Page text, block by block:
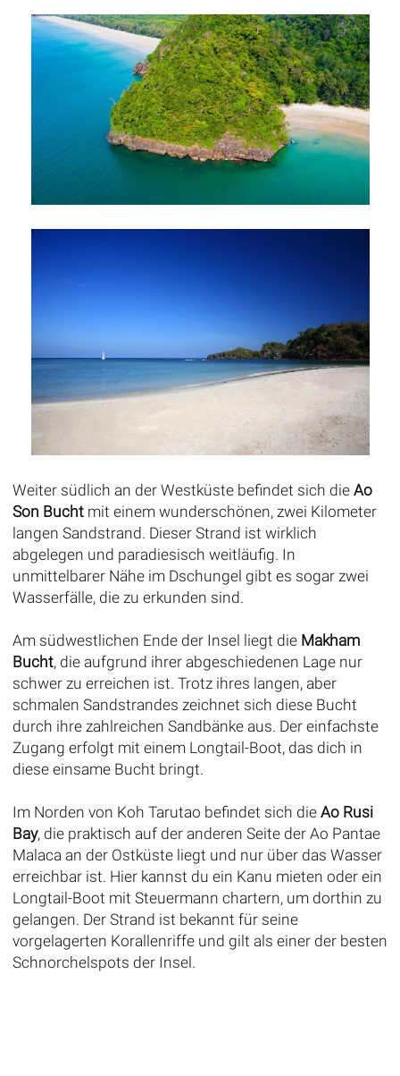
Weiter südlich an der Westküste befindet sich die Ao
Son Buchtmit einem wunderschönen, zwei Kilometer
langen Sandstrand. Dieser Strand ist wirklich
abgelegen und paradiesisch weitläufig. In
unmittelbarer Nähe im Dschungel gibt es sogar zwei
Wasserfälle, die zu erkunden sind.
Am südwestlichen Ende der Insel liegt die Makham
Bucht, die aufgrund ihrer abgeschiedenen Lage nur
schwer zu erreichen ist. Trotz ihres langen, aber
schmalen Sandstrandes zeichnet sich diese Bucht
durch ihre zahlreichen Sandbänke aus. Der einfachste
Zugang erfolgt mit einem Longtail-Boot, das dich in
diese einsame Bucht bringt.
Im Norden von Koh Tarutao befindet sich die Ao Rusi
Bay, die praktisch auf der anderen Seite der Ao Pantae
Malaca an der Ostküste liegt und nur über das Wasser
erreichbar ist. Hier kannst du ein Kanu mieten oder ein
Longtail-Boot mit Steuermann chartern, um dorthin zu
gelangen. Der Strand ist bekannt für seine
vorgelagerten Korallenriffe und gilt als einer der besten
Schnorchelspots der Insel.